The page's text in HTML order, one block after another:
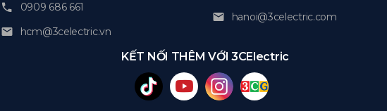
0909 686 661
hcm@3celectric.vn
hanoi@3celectric.com
KẾT NỐI THÊM VỚI 3CElectric